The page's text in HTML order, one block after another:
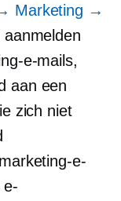
Marketing →
e-mails,
aan een
zich niet
e-
e-